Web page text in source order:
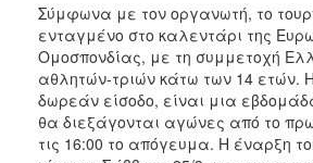
Σύμφωνα με τον οργανωτή, το
ενταγμένο στο καλεντάρι της
Ομοσπονδίας, με τη συμμετοχή
αθλητών-τριών κάτω των 14 ετών.
δωρεάν είσοδο, είναι μια
θα διεξάγονται αγώνες από το
τις 16:00 το απόγευμα. Η έναρξη